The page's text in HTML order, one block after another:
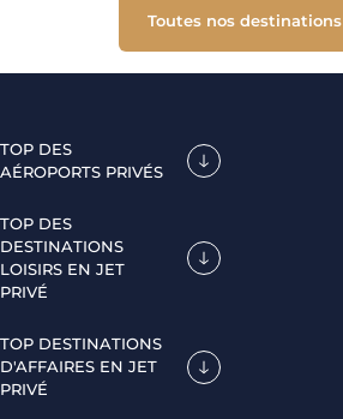
Toutes nos destinations
TOP DES
AÉROPORTS PRIVÉS
TOP DES
DESTINATIONS
LOISIRS EN JET
PRIVÉ
TOP DESTINATIONS
D'AFFAIRES EN JET
PRIVÉ